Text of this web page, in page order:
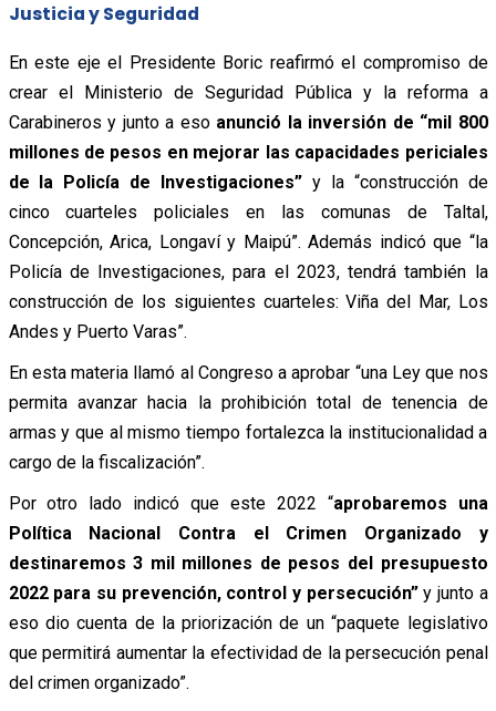
Justicia y Seguridad
En este eje el Presidente Boric reafirmó el compromiso de
crear el Ministerio de Seguridad Pública y la reforma a
Carabineros y junto a eso anunció la inversión de “mil 800
millones de pesos en mejorar las capacidades periciales
de la Policía de Investigaciones” y la “construcción de
cinco cuarteles policiales en las comunas de Taltal,
Concepción, Arica, Longaví y Maipú”. Además indicó que “la
Policía de Investigaciones, para el 2023, tendrá también la
construcción de los siguientes cuarteles: Viña del Mar, Los
Andes y Puerto Varas”.
En esta materia llamó al Congreso a aprobar “una Ley que nos
permita avanzar hacia la prohibición total de tenencia de
armas y que al mismo tiempo fortalezca la institucionalidad a
cargo de la fiscalización”.
Por otro lado indicó que este 2022 “aprobaremos una
Política Nacional Contra el Crimen Organizado y
destinaremos 3 mil millones de pesos del presupuesto
2022 para su prevención, control y persecución”y junto a
eso dio cuenta de la priorización de un “paquete legislativo
que permitirá aumentar la efectividad de la persecución penal
del crimen organizado”.